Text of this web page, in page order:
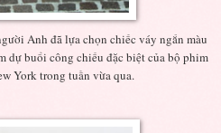
Anh đã lựa chọn chiếc váy ngắn màu
dự buổi công chiếu đặc biệt của bộ phim
York trong tuần vừa qua.